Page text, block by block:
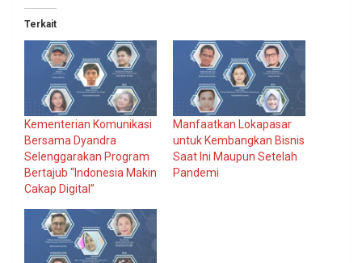
Terkait
Kementerian Komunikasi
Bersama Dyandra
Selenggarakan Program
Bertajub “Indonesia Makin
Cakap Digital”
Manfaatkan Lokapasar
untuk Kembangkan Bisnis
Saat Ini Maupun Setelah
Pandemi